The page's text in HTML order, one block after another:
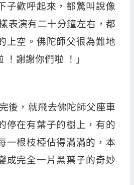
子歡呼起來，都驚叫說像
表演有二十分鐘左右，都
上空。佛陀師父很為難地
！謝謝你們啦 ！」
，就飛去佛陀師父座車
停在有葉子的樹上，有的
一根枝椏佔得滿滿的，本
成完全一片黑葉子的奇妙